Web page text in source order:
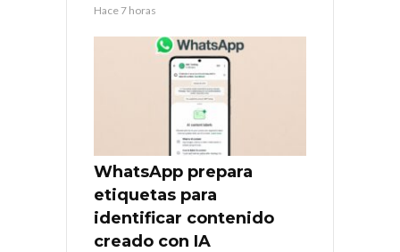
Hace 7 horas
WhatsApp prepara
etiquetas para
identificar contenido
creado con IA